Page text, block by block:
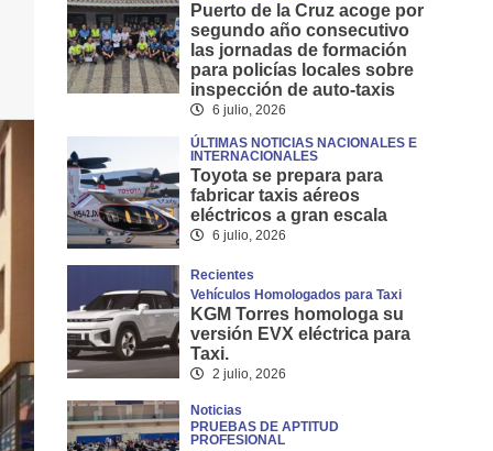
Puerto de la Cruz acoge por
segundo año consecutivo
las jornadas de formación
para policías locales sobre
inspección de auto-taxis
6 julio, 2026
ÚLTIMAS NOTICIAS NACIONALES E
INTERNACIONALES
Toyota se prepara para
fabricar taxis aéreos
eléctricos a gran escala
6 julio, 2026
Recientes
Vehículos Homologados para Taxi
KGM Torres homologa su
versión EVX eléctrica para
Taxi.
2 julio, 2026
Noticias
PRUEBAS DE APTITUD
PROFESIONAL